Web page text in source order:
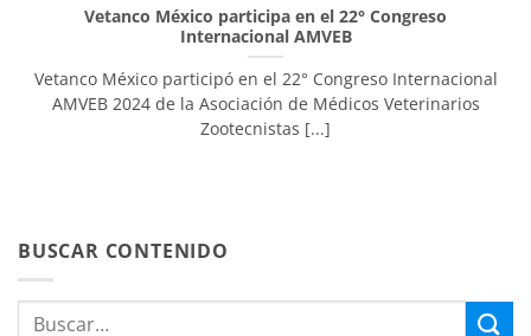
Vetanco México participa en el 22° Congreso
Internacional AMVEB
Vetanco México participó en el 22° Congreso Internacional
AMVEB 2024 de la Asociación de Médicos Veterinarios
Zootecnistas [...]
BUSCAR CONTENIDO